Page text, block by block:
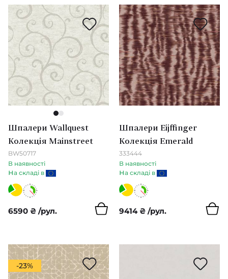
Texam
The Trendsetter Studio
Thibaut
Tiffany Designs
U
UGEPA
W
Wallquest
Zoffany
Japandi & Noukku & Nuevo
Anthozoa & Amazilia
Colour
Colour 2
Colour 3
Archive IV
Archive III
Artifact
Colour 4
Bold
Mini Me
12
Шпалери Wallquest
Колекція Mainstreet
BW50717
В наявності
на складі в
6590 ₴ /рул.
Шпалери Eijffinger
Колекція Emerald
333444
В наявності
на складі в
9414 ₴ /рул.
-23%